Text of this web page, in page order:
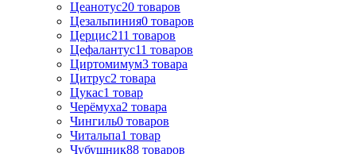
Цеанотус20 товаров
Цезальпиния0 товаров
Церцис211 товаров
Цефалантус11 товаров
Циртомимум3 товара
Цитрус2 товара
Цукас1 товар
Черёмуха2 товара
Чингиль0 товаров
Читальпа1 товар
Чубушник88 товаров